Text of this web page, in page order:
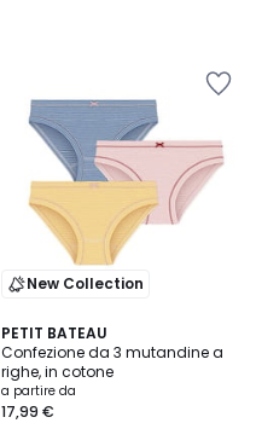
New Collection
PETIT BATEAU
Confezione da 3 mutandine a
righe, in cotone
a partire da
17,99 €